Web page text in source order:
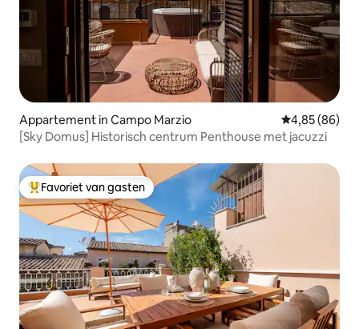
Appartement in Campo Marzio Gemiddelde
4,85 (86)
[Sky Domus] Historisch centrum Penthouse met jacuzzi
Topfavoriet van gasten
Favoriet van gasten